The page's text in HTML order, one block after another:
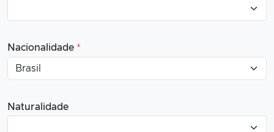
Nacionalidade *
Naturalidade